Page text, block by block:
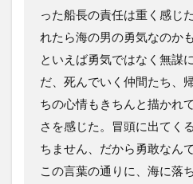
った船長の責任は重く感じ
れたら海の男の勇気なのか
といえば勇気ではなく無謀
だ、死んでいく仲間たち、
ちの心情もきちんと描かれ
さを感じた。冒頭に出てく
ちません、だから勇敢なん
この言葉の通りに、海に落